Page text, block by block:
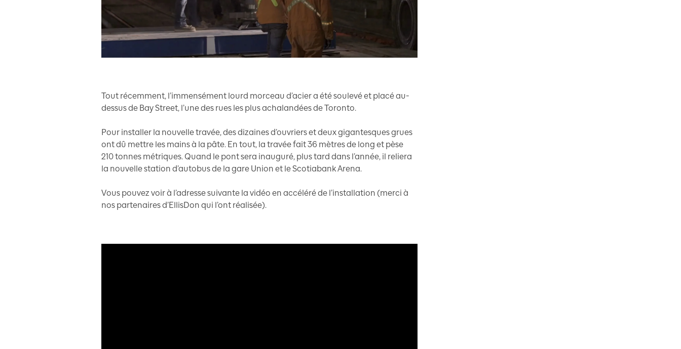
Tout récemment, l’immensément lourd morceau d’acier a été soulevé et placé au-
dessus de Bay Street, l’une des rues les plus achalandées de Toronto.
Pour installer la nouvelle travée, des dizaines d’ouvriers et deux gigantesques grues
ont dû mettre les mains à la pâte. En tout, la travée fait 36 mètres de long et pèse
210 tonnes métriques. Quand le pont sera inauguré, plus tard dans l’année, il reliera
la nouvelle station d’autobus de la gare Union et le Scotiabank Arena.
Vous pouvez voir à l’adresse suivante la vidéo en accéléré de l’installation (merci à
nos partenaires d’EllisDon qui l’ont réalisée).